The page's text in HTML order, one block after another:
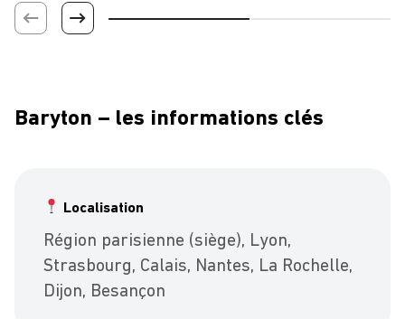
Baryton – les informations clés
Localisation
Région parisienne (siège), Lyon,
Strasbourg, Calais, Nantes, La Rochelle,
Dijon, Besançon